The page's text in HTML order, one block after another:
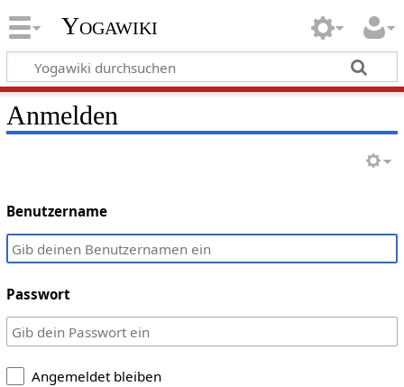
Yogawiki
Anmelden
Benutzername
Passwort
Angemeldet bleiben